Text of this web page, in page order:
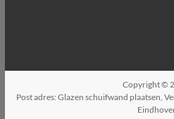
Copyright ©
Post adres: Glazen schuifwand plaatsen,